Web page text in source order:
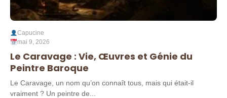
Capucine
mai 9, 2026
Le Caravage : Vie, Œuvres et Génie du
Peintre Baroque
Le Caravage, un nom qu’on connaît tous, mais qui était-il
vraiment ? Un peintre de...